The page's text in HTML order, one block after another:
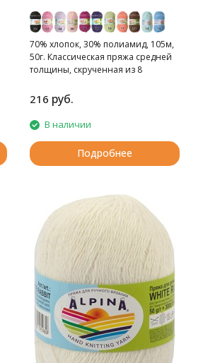
70% хлопок, 30% полиамид, 105м,
50г. Классическая пряжа средней
толщины, скрученная из 8
216 руб.
В наличии
Подробнее